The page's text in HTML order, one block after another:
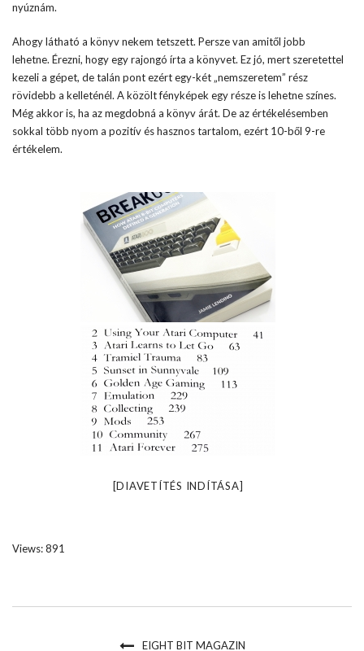
nyúznám.
Ahogy látható a könyv nekem tetszett. Persze van amitől jobb
lehetne. Érezni, hogy egy rajongó írta a könyvet. Ez jó, mert szeretettel
kezeli a gépet, de talán pont ezért egy-két „nemszeretem” rész
rövidebb a kelleténél. A közölt fényképek egy része is lehetne színes.
Még akkor is, ha az megdobná a könyv árát. De az értékelésemben
sokkal több nyom a pozitív és hasznos tartalom, ezért 10-ből 9-re
értékelem.
[DIAVETÍTÉS INDÍTÁSA]
Views: 891
EIGHT BIT MAGAZIN